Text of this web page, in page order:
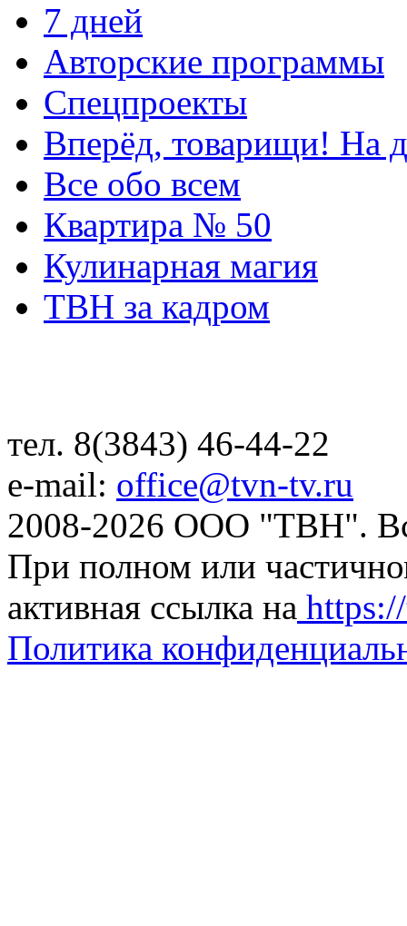
7 дней
Авторские программы
Спецпроекты
Вперёд, товарищи! На
Все обо всем
Квартира № 50
Кулинарная магия
ТВН за кадром
тел. 8(3843) 46-44-22
e-mail: office@tvn-tv.ru
2008-2026 ООО "ТВН".
При полном или
активная ссылка на
Политика